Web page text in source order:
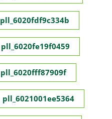
pll_6020fdf9c334b
pll_6020fe19f0459
pll_6020fff87909f
pll_6021001ee5364